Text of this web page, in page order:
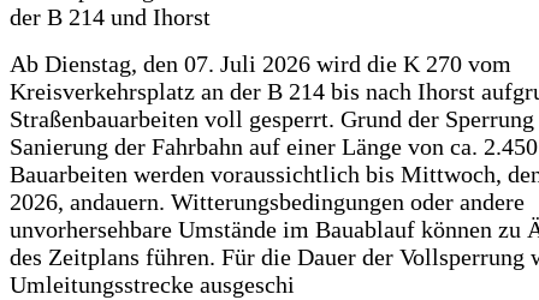
Ab Dienstag, den 07. Juli 2026 wird die K 270 vom
Kreisverkehrsplatz an der B 214 bis nach Ihorst
Straßenbauarbeiten voll gesperrt. Grund der
Sanierung der Fahrbahn auf einer Länge von ca.
Bauarbeiten werden voraussichtlich bis Mittwoch,
2026, andauern. Witterungsbedingungen oder andere
unvorhersehbare Umstände im Bauablauf können zu
des Zeitplans führen. Für die Dauer der Vollsperrung
Umleitungsstrecke ausgeschi